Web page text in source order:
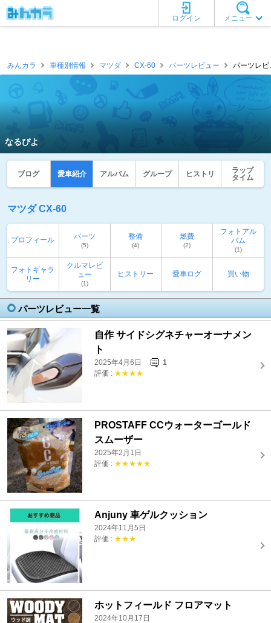
メニュー
ログイン
みんカラ 車種別情報 マツダ CX-60 パーツレビュー パーツレビ
なるぴよ
ブログ 愛車紹介 アルバム グループ ヒストリ
ラップ
タイム
マツダ CX-60
プロフィール パーツ
(5)
整備
(4)
燃費
(2)
フォトアル
バム
(1)
フォトギャラ
リー
クルマレビ
ュー
(1)
ヒストリー 愛車ログ 買い物
パーツレビュー一覧
自作 サイドシグネチャーオーナメン
ト
2025年4月6日
1
評価 : ★★★★
PROSTAFF CCウォーターゴールド
スムーザー
2025年2月1日
評価 : ★★★★★
Anjuny 車ゲルクッション
2024年11月5日
評価 : ★★★
ホットフィールド フロアマット
2024年10月17日